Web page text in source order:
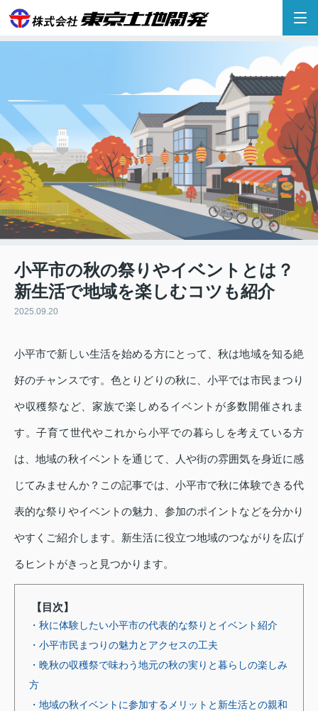
小平市の秋の祭りやイベントとは？
新生活で地域を楽しむコツも紹介
2025.09.20
小平市で新しい生活を始める方にとって、秋は地域を知る絶
好のチャンスです。色とりどりの秋に、小平では市民まつり
や収穫祭など、家族で楽しめるイベントが多数開催されま
す。子育て世代やこれから小平での暮らしを考えている方
は、地域の秋イベントを通じて、人や街の雰囲気を身近に感
じてみませんか？この記事では、小平市で秋に体験できる代
表的な祭りやイベントの魅力、参加のポイントなどを分かり
やすくご紹介します。新生活に役立つ地域のつながりを広げ
るヒントがきっと見つかります。
【目次】
・秋に体験したい小平市の代表的な祭りとイベント紹介
・小平市民まつりの魅力とアクセスの工夫
・晩秋の収穫祭で味わう地元の秋の実りと暮らしの楽しみ
方
・地域の秋イベントに参加するメリットと新生活との親和